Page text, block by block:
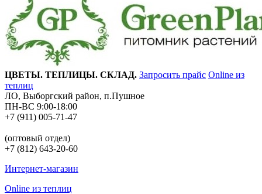
ЦВЕТЫ. ТЕПЛИЦЫ. СКЛАД. Запросить прайс Online из
теплиц
ЛО, Выборгский район, п.Пушное
ПН-ВС 9:00-18:00
+7 (911) 005-71-47
(оптовый отдел)
+7 (812) 643-20-60
Интернет-магазин
Online из теплиц